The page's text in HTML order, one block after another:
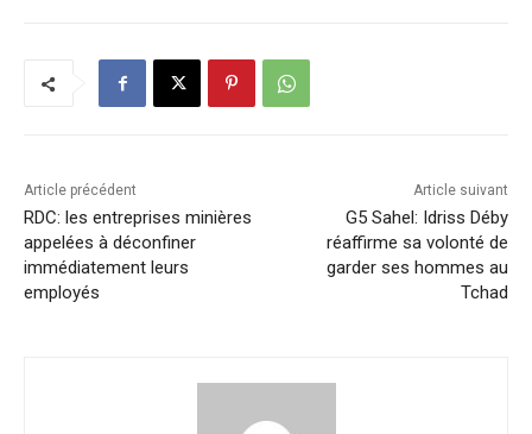
Article précédent
RDC: les entreprises minières
appelées à déconfiner
immédiatement leurs
employés
Article suivant
G5 Sahel: Idriss Déby
réaffirme sa volonté de
garder ses hommes au
Tchad